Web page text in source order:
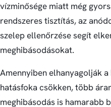
vízminősége miatt még
rendszeres tisztítás, az
szelep ellenőrzése segít
meghibásodásokat.
Amennyiben elhanyagolják
hatásfoka csökken, több
meghibásodás is hamarabb